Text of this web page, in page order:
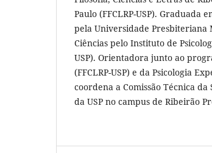
Paulo (FFCLRP-USP). Graduada
pela Universidade Presbiteriana
Ciências pelo Instituto de
USP). Orientadora junto ao
(FFCLRP-USP) e da Psicologia
coordena a Comissão Técnica
da USP no campus de Ribeirão